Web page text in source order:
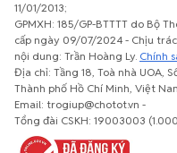
11/01/2013;
GPMXH: 185/GP-BTTTT do Bộ
cấp ngày 09/07/2024 - Chịu
nội dung: Trần Hoàng Ly. Chính
Địa chỉ: Tầng 18, Toà nhà UOA,
Thành phố Hồ Chí Minh, Việt
Email: trogiup@chotot.vn -
Tổng đài CSKH: 19003003